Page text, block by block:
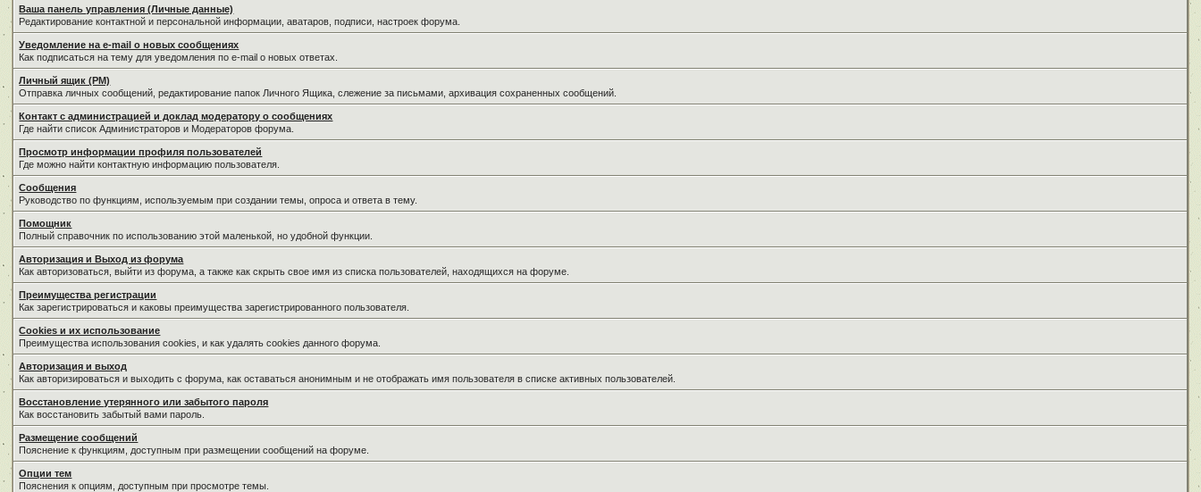
Ваша панель управления (Личные данные)
Редактирование контактной и персональной информации, аватаров, подписи, настроек форума.
Уведомление на e-mail о новых сообщениях
Как подписаться на тему для уведомления по e-mail о новых ответах.
Личный ящик (PM)
Отправка личных сообщений, редактирование папок Личного Ящика, слежение за письмами, архивация сохраненных сообщений.
Контакт с администрацией и доклад модератору о сообщениях
Где найти список Администраторов и Модераторов форума.
Просмотр информации профиля пользователей
Где можно найти контактную информацию пользователя.
Сообщения
Руководство по функциям, используемым при создании темы, опроса и ответа в тему.
Помощник
Полный справочник по использованию этой маленькой, но удобной функции.
Авторизация и Выход из форума
Как авторизоваться, выйти из форума, а также как скрыть свое имя из списка пользователей, находящихся на форуме.
Преимущества регистрации
Как зарегистрироваться и каковы преимущества зарегистрированного пользователя.
Cookies и их использование
Преимущества использования cookies, и как удалять cookies данного форума.
Авторизация и выход
Как авторизироваться и выходить с форума, как оставаться анонимным и не отображать имя пользователя в списке активных пользователей.
Восстановление утерянного или забытого пароля
Как восстановить забытый вами пароль.
Размещение сообщений
Пояснение к функциям, доступным при размещении сообщений на форуме.
Опции тем
Пояснения к опциям, доступным при просмотре темы.